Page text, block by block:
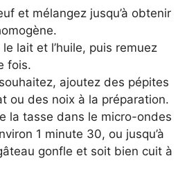
et mélangez jusqu’à obtenir
lait et l’huile, puis remuez
fois.
ajoutez des pépites
ou des noix à la préparation.
la tasse dans le micro-ondes
1 minute 30, ou jusqu’à
gonfle et soit bien cuit à